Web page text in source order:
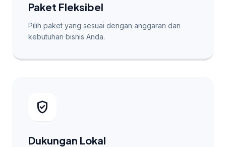
Paket Fleksibel
Pilih paket yang sesuai dengan anggaran dan
kebutuhan bisnis Anda.
verified_user
Dukungan Lokal